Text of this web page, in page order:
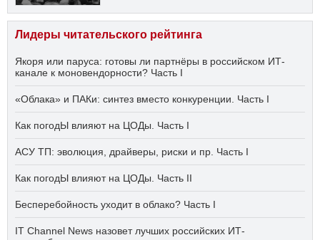
Лидеры читательского рейтинга
Якоря или паруса: готовы ли партнёры в российском ИТ-
канале к моновендорности? Часть I
«Облака» и ПАКи: синтез вместо конкуренции. Часть I
Как погодЫ влияют на ЦОДы. Часть I
АСУ ТП: эволюция, драйверы, риски и пр. Часть I
Как погодЫ влияют на ЦОДы. Часть II
Бесперебойность уходит в облако? Часть I
IT Channel News назовет лучших российских ИТ-